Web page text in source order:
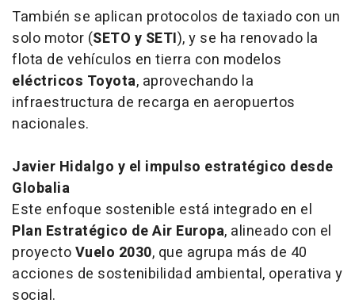
También se aplican protocolos de taxiado con un
solo motor (SETO y SETI), y se ha renovado la
flota de vehículos en tierra con modelos
eléctricos Toyota, aprovechando la
infraestructura de recarga en aeropuertos
nacionales.
Javier Hidalgo y el impulso estratégico desde
Globalia
Este enfoque sostenible está integrado en el
Plan Estratégico de Air Europa, alineado con el
proyectoVuelo 2030, que agrupa más de 40
acciones de sostenibilidad ambiental, operativa y
social.